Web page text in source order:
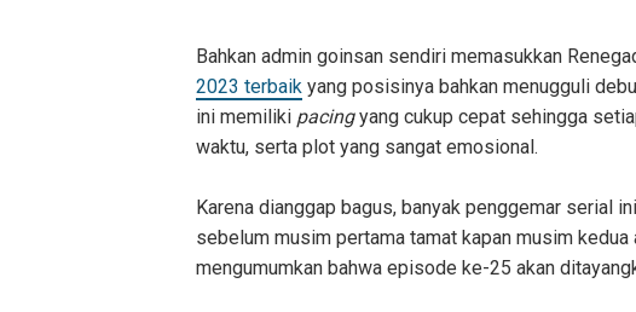
Bahkan admin goinsan sendiri memasukkan
2023 terbaik yang posisinya bahkan menugguli
ini memiliki pacingyang cukup cepat sehingga
waktu, serta plot yang sangat emosional.
Karena dianggap bagus, banyak penggemar serial
sebelum musim pertama tamat kapan musim kedua
mengumumkan bahwa episode ke-25 akan